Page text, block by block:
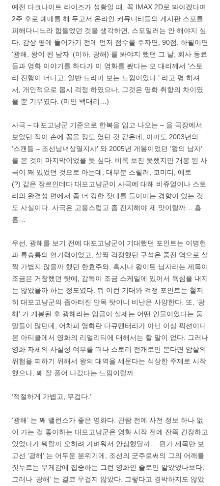
예전 다크나이트 라이즈가 성황일 때, 꼭 IMAX 2D로 봐야겠다며
2주 후로 예매를 해 두고서 온라인 커뮤니티들의 게시판 스포를
피해다니느라 힘들었던 것을 생각하면, 스포일러는 안 해야지 싶
다. 감상 평에 들어가기 전에 먼저 점수를 주자면, 90점. 하필이면
‘광해, 왕이 된 남자’ (이하, 광해) 를 봐야지 했던 그 날, 회사 동료
들과 영화 이야기를 하다가 이 영화를 봤다는 모 대리께서 ‘스토
리 진행이 더디고, 일반 드라마 보는 느낌이었다.’ 라고 평 하셔
서, 개인적으로 몹시 걱정 하였으나, 그것은 영화 취향의 차이였
을 뿐 기우였다. (미안 백대리…)
사극 – 대포고냥군 기준으로 한복을 입고 나오는 – 을 극장에서
보았던 적이 손에 꼽을 정도 였던 것 같은데, 아마도 2003년의
‘스캔들 – 조선남녀상열지사’ 와 2005년 개봉이었던 ‘왕의 남자’
를 본 것이 마지막이었을 듯 싶다. 비록 보진 못했지만 개봉 된 사
극이 꽤 있었던 것으로 아는데, 대부분 스릴러, 코미디, 에로
(?) 같은 장르인데다 대포고냥군이 사극에 대해 비쥬얼이나 스토
리의 완결성 면에서 좀 더 강한 잣대를 들이미는 경향이 있는 것
도 사실이다. 사극은 고풍스럽고 좀 진지해야 제 맛이랄까… 흠
흠…
우선, 광해를 보기 전에 대포고냥군이 기대했던 포인트는 이병헌
과 류승룡의 연기력이었고, 살짝 걱정했던 구석은 중전 역으로 살
짝 가볍지 않을까 했던 한효주와, 혹시나 왕이된 남자라는 제목이
조금은 거창했던 탓에, 감독이 조금 스케일에 있어서 욕심을 내지
는 않았을까 하는 정도였다. 뭐 이런 기대와 걱정 포인트는 철저
히 대포고냥군의 좁아터진 안목 탓이니 비난은 사양한다. 또, ‘광
해’ 가 개봉된 후 광해라는 임금이 실제는 어떤 인물이었다는 둥
말들이 많던데, 어차피 영화란 다큐멘터리가 아닌 이상 픽션이니
본 아티클에서 영화의 리얼리티에 대해서는 할 말이 없다. 그러나
영화 자체의 사실성 여부를 떠나 스토리 전개로만 본다면 암살의
위험을 피하기 위해서 왕의 대역을 세운다는 식상한 주제로 시작
했으나, 꽤 잘 풀어 나갔다는 느낌이랄까.
‘적절하게 가볍고, 무겁다.’
‘광해’ 는 꽤 밸런스가 좋은 영화다. 관람 전에 사전 정보 하나 없
이 가는 걸 좋아하는 대포고냥군은 영화 시작 전에 잔뜩 긴장하고
있었다가 뭐랄까 오히려 가벼워서 안심했달까… 뭔가 제목만 보
고선 ‘광해’ 는 어두운 분위기에, 조선의 군주로써의 그의 어깨를
짓누르는 무게감에 집중하는 그런 영화인 줄로만 알았었나보다.
그러나 ‘광해’ 는 결코 무겁지 않았다. 그렇다고 경박하지도 않았